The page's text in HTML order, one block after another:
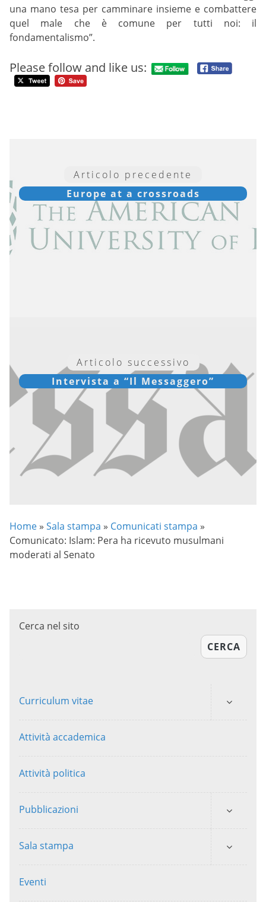
una mano tesa per camminare insieme e combattere
quel male che è comune per tutti noi: il
fondamentalismo”.
Please follow and like us:
Articolo precedente
Europe at a crossroads
Articolo successivo
Intervista a “Il Messaggero”
Home » Sala stampa » Comunicati stampa »
Comunicato: Islam: Pera ha ricevuto musulmani
moderati al Senato
Cerca nel sito
CERCA
Curriculum vitae
Attività accademica
Attività politica
Pubblicazioni
Sala stampa
Eventi